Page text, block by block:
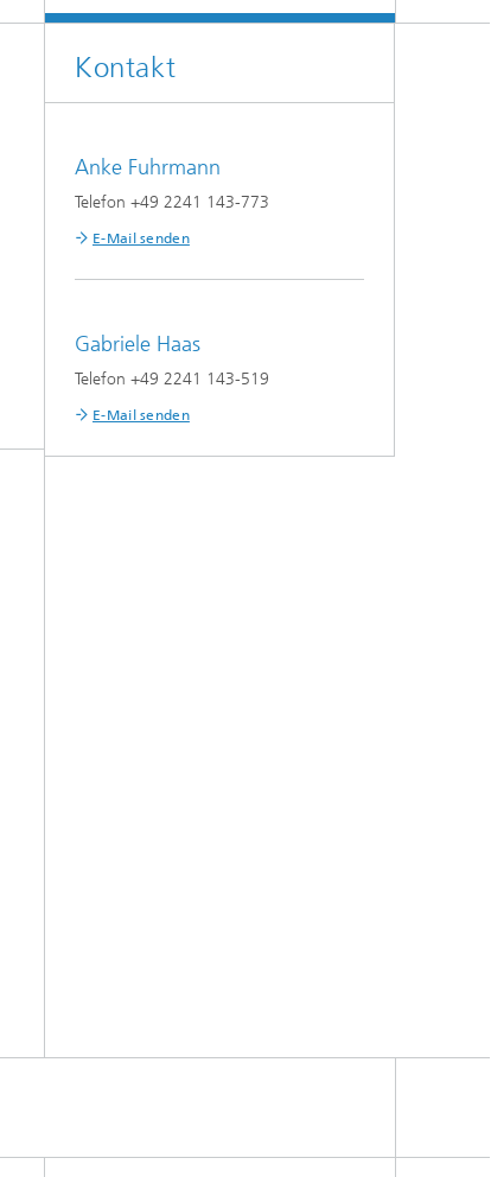
Kontakt
Anke Fuhrmann
Telefon +49 2241 143-773
E-Mail senden
Gabriele Haas
Telefon +49 2241 143-519
E-Mail senden